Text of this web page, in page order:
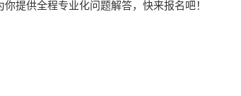
提供全程专业化问题解答，快来报名吧！